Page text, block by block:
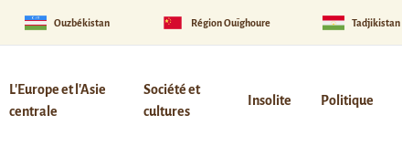
Ouzbékistan Région Ouïghoure Tadjikistan
L'Europe et l'Asie
centrale
Société et
cultures
Insolite Politique